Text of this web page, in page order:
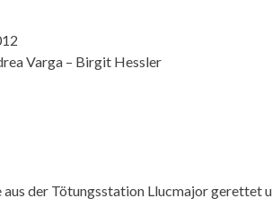
Varga – Birgit Hessler
aus der Tötungsstation Llucmajor gerettet